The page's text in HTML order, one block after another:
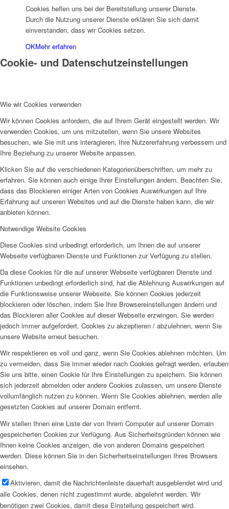
Cookies helfen uns bei der Bereitstellung unserer Dienste.
Durch die Nutzung unserer Dienste erklären Sie sich damit
einverstanden, dass wir Cookies setzen.
OKMehr erfahren
Cookie- und Datenschutzeinstellungen
Wie wir Cookies verwenden
Wir können Cookies anfordern, die auf Ihrem Gerät eingestellt werden. Wir
verwenden Cookies, um uns mitzuteilen, wenn Sie unsere Websites
besuchen, wie Sie mit uns interagieren, Ihre Nutzererfahrung verbessern und
Ihre Beziehung zu unserer Website anpassen.
Klicken Sie auf die verschiedenen Kategorienüberschriften, um mehr zu
erfahren. Sie können auch einige Ihrer Einstellungen ändern. Beachten Sie,
dass das Blockieren einiger Arten von Cookies Auswirkungen auf Ihre
Erfahrung auf unseren Websites und auf die Dienste haben kann, die wir
anbieten können.
Notwendige Website Cookies
Diese Cookies sind unbedingt erforderlich, um Ihnen die auf unserer
Webseite verfügbaren Dienste und Funktionen zur Verfügung zu stellen.
Da diese Cookies für die auf unserer Webseite verfügbaren Dienste und
Funktionen unbedingt erforderlich sind, hat die Ablehnung Auswirkungen auf
die Funktionsweise unserer Webseite. Sie können Cookies jederzeit
blockieren oder löschen, indem Sie Ihre Browsereinstellungen ändern und
das Blockieren aller Cookies auf dieser Webseite erzwingen. Sie werden
jedoch immer aufgefordert, Cookies zu akzeptieren / abzulehnen, wenn Sie
unsere Website erneut besuchen.
Wir respektieren es voll und ganz, wenn Sie Cookies ablehnen möchten. Um
zu vermeiden, dass Sie immer wieder nach Cookies gefragt werden, erlauben
Sie uns bitte, einen Cookie für Ihre Einstellungen zu speichern. Sie können
sich jederzeit abmelden oder andere Cookies zulassen, um unsere Dienste
vollumfänglich nutzen zu können. Wenn Sie Cookies ablehnen, werden alle
gesetzten Cookies auf unserer Domain entfernt.
Wir stellen Ihnen eine Liste der von Ihrem Computer auf unserer Domain
gespeicherten Cookies zur Verfügung. Aus Sicherheitsgründen können wie
Ihnen keine Cookies anzeigen, die von anderen Domains gespeichert
werden. Diese können Sie in den Sicherheitseinstellungen Ihres Browsers
einsehen.
Aktivieren, damit die Nachrichtenleiste dauerhaft ausgeblendet wird und
alle Cookies, denen nicht zugestimmt wurde, abgelehnt werden. Wir
benötigen zwei Cookies, damit diese Einstellung gespeichert wird.